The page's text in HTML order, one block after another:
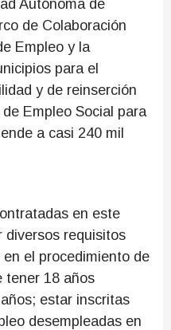
Autónoma de
de Colaboración
Empleo y la
para el
y de reinserción
Empleo Social para
a casi 240 mil
en este
diversos requisitos
el procedimiento de
tener 18 años
estar inscritas
desempleadas en